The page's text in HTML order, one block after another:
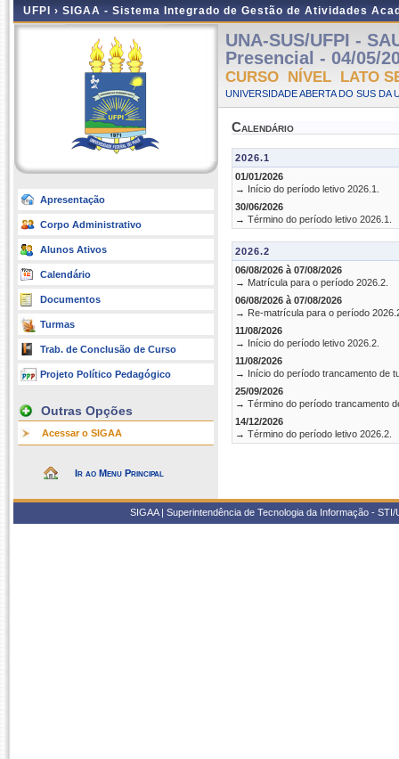
UFPI › SIGAA - Sistema Integrado de Gestão de Atividades
Apresentação
Corpo Administrativo
Alunos Ativos
Calendário
Documentos
Turmas
Trab. de Conclusão de Curso
Projeto Político Pedagógico
Outras Opções
Acessar o SIGAA
Ir ao Menu Principal
UNA-SUS/UFPI -
Presencial - 04/05/
CURSO NÍVEL LATO
UNIVERSIDADE ABERTA DO SUS DA
Calendário
2026.1
01/01/2026
→ Início do período letivo 2026.1.
30/06/2026
→ Término do período letivo 2026.1.
2026.2
06/08/2026 à 07/08/2026
→ Matrícula para o período 2026.2.
06/08/2026 à 07/08/2026
→ Re-matrícula para o período
11/08/2026
→ Início do período letivo 2026.2.
11/08/2026
→ Início do período trancamento de
25/09/2026
→ Término do período trancamento
14/12/2026
→ Término do período letivo 2026.2.
SIGAA | Superintendência de Tecnologia da Informação -